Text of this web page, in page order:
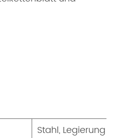
Stahl, Legierung